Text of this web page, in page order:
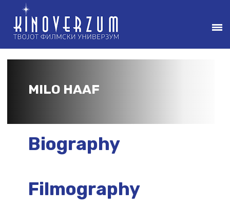
MILO HAAF
Biography
Filmography